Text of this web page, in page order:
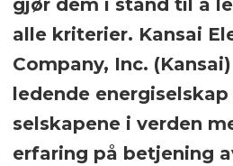
gjør dem i stand til å
alle kriterier. Kansai
Company, Inc.
ledende
selskapene i verden
erfaring på betjening